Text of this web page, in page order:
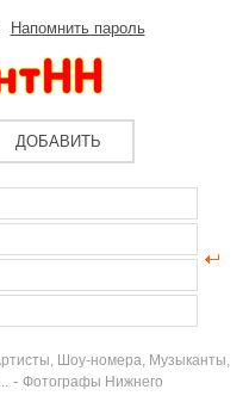
Напомнить пароль
ДОБАВИТЬ
Шоу-номера, Музыканты,
- Фотографы Нижнего